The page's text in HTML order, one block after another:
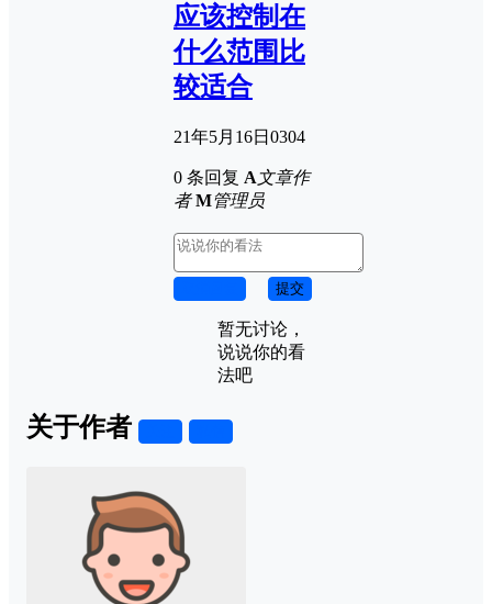
应该控制在
什么范围比
较适合
21年5月16日 0304
0 条回复 A文章作
者 M管理员
提交
暂无讨论，
说说你的看
法吧
关于作者